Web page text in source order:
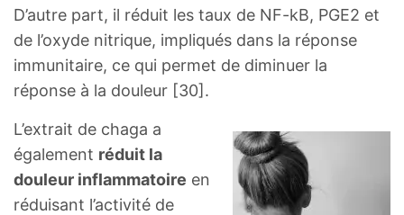
D’autre part, il réduit les taux de NF-kB, PGE2 et
de l’oxyde nitrique, impliqués dans la réponse
immunitaire, ce qui permet de diminuer la
réponse à la douleur [30].
L’extrait de chaga a
également réduit la
douleur inflammatoire en
réduisant l’activité de